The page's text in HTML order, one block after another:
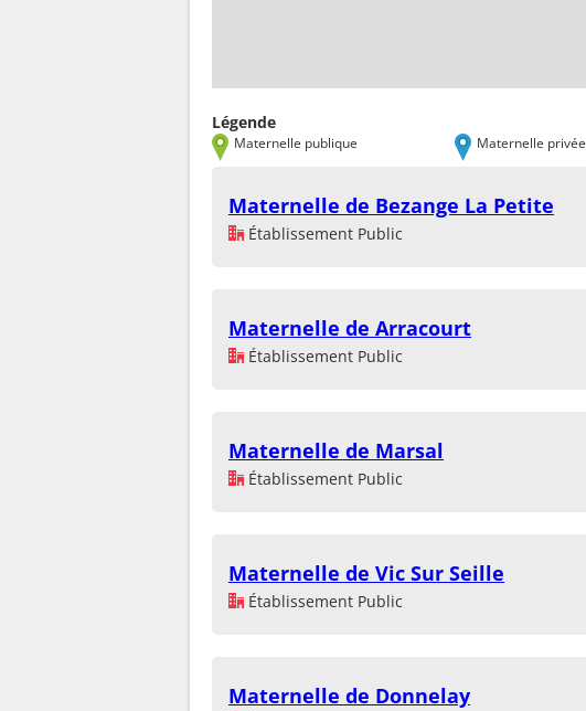
Légende
Maternelle publique Maternelle privée
Maternelle de Bezange La Petite
Établissement Public
Maternelle de Arracourt
Établissement Public
Maternelle de Marsal
Établissement Public
Maternelle de Vic Sur Seille
Établissement Public
Maternelle de Donnelay